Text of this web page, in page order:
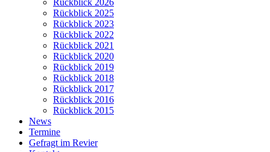
Rückblick 2026
Rückblick 2025
Rückblick 2023
Rückblick 2022
Rückblick 2021
Rückblick 2020
Rückblick 2019
Rückblick 2018
Rückblick 2017
Rückblick 2016
Rückblick 2015
News
Termine
Gefragt im Revier